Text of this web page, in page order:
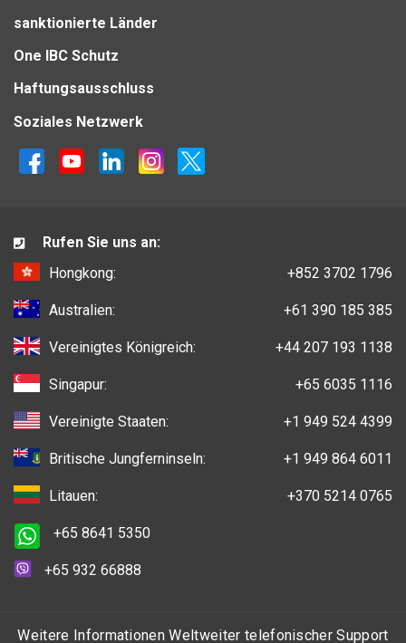
sanktionierte Länder
One IBC Schutz
Haftungsausschluss
Soziales Netzwerk
Rufen Sie uns an:
Hongkong:
+852 3702 1796
Australien: +61 390 185 385
Vereinigtes Königreich: +44 207 193 1138
Singapur: +65 6035 1116
Vereinigte Staaten: +1 949 524 4399
Britische Jungferninseln: +1 949 864 6011
Litauen: +370 5214 0765
+65 8641 5350
+65 932 66888
Weitere Informationen Weltweiter telefonischer Support